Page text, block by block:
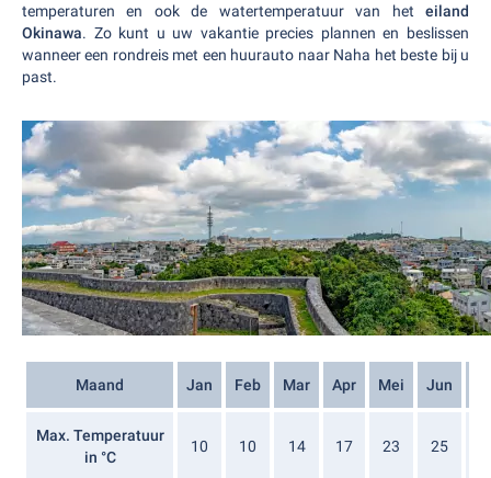
temperaturen en ook de watertemperatuur van het eiland
Okinawa. Zo kunt u uw vakantie precies plannen en beslissen
wanneer een rondreis met een huurauto naar Naha het beste bij u
past.
Maand Jan Feb Mar Apr Mei Jun
Max. Temperatuur
in °C
10 10 14 17 23 25